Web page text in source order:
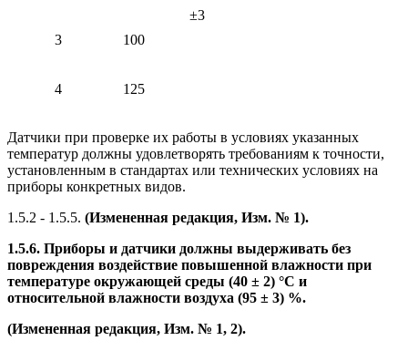
±3
3 100
4 125
Датчики при проверке их работы в условиях указанных
температур должны удовлетворять требованиям к точности,
установленным в стандартах или технических условиях на
приборы конкретных видов.
1.5.2 - 1.5.5. (Измененная редакция, Изм. № 1).
1.5.6. Приборы и датчики должны выдерживать без
повреждения воздействие повышенной влажности при
температуре окружающей среды (40 ± 2) °С и
относительной влажности воздуха (95 ± 3) %.
(Измененная редакция, Изм. № 1, 2).